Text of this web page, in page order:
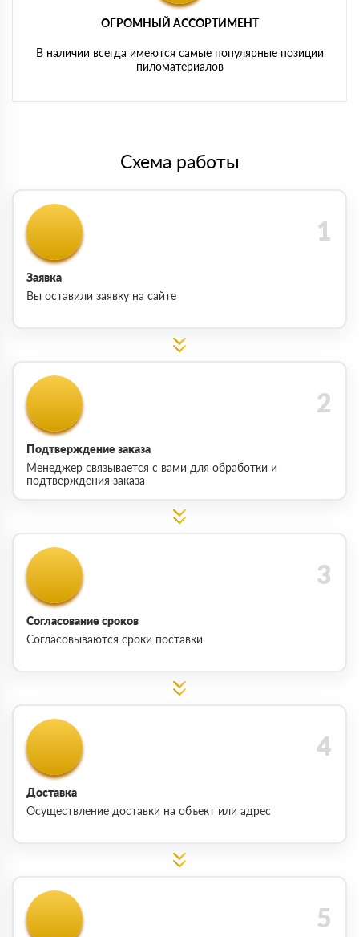
ОГРОМНЫЙ АССОРТИМЕНТ
В наличии всегда имеются самые популярные позиции
пиломатериалов
Схема работы
Заявка
Вы оставили заявку на сайте
Подтверждение заказа
Менеджер связывается с вами для обработки и
подтверждения заказа
Согласование сроков
Согласовываются сроки поставки
Доставка
Осуществление доставки на объект или адрес